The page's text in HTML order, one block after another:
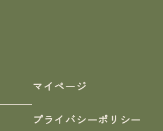
マイページ
プライバシーポリシー